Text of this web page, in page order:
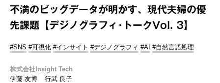
不満のビッグデータが明かす、現代夫婦の優
先課題【デジノグラフィ･トークVol. 3】
#SNS #可視化 #インサイト #デジノグラフィ #AI #自然言語処理
株式会社Insight Tech
伊藤 友博
行武 良子